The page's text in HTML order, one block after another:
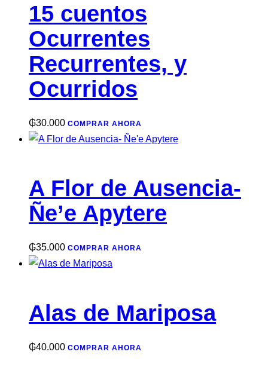
15 cuentos
Ocurrentes
Recurrentes, y
Ocurridos
₲30.000 COMPRAR AHORA
A Flor de Ausencia-
Ñe’e Apytere
₲35.000 COMPRAR AHORA
Alas de Mariposa
₲40.000 COMPRAR AHORA